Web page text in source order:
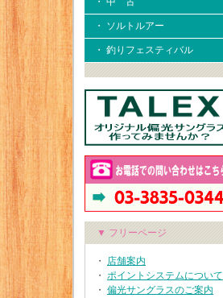
・ ソルトルアー
・ 釣りフェスティバル
▼ フリーページ
・ 店舗案内
・ ポイントシステムについて
・ 偏光サングラスのご案内